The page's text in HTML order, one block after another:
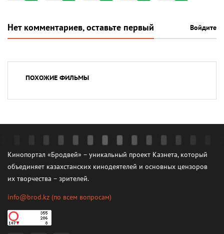
Нет комментариев, оставьте первый Войдите
ПОХОЖИЕ ФИЛЬМЫ
Кинопортал «Бродвей» – уникальный проект Казнета, который
объединяет казахстанских кинодеятелей и основных цензоров
их творчества – зрителей.
info@brod.kz (по всем вопросам)